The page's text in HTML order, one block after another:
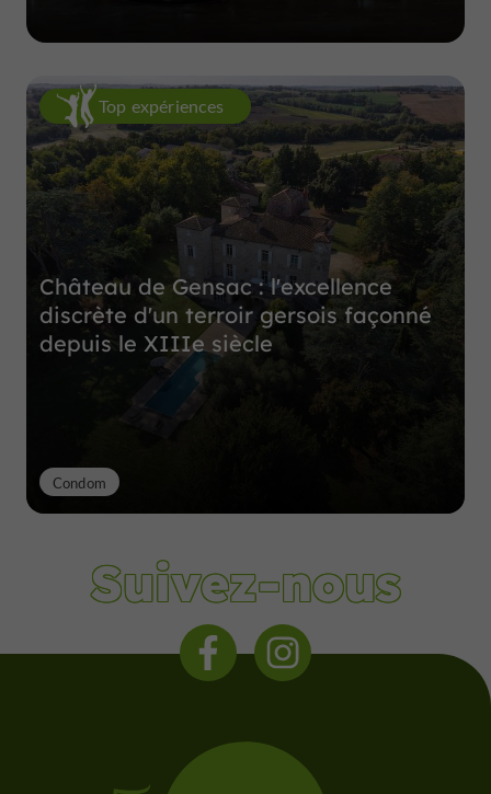
Top expériences
Château de Gensac : l'excellence
discrète d'un terroir gersois façonné
depuis le XIIIe siècle
Condom
Suivez-nous